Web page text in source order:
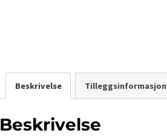
Beskrivelse Tilleggsinformasjon
Beskrivelse